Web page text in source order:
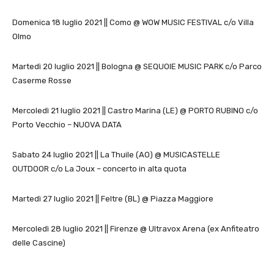
Domenica 18 luglio 2021 || Como @ WOW MUSIC FESTIVAL c/o Villa
Olmo
Martedì 20 luglio 2021 || Bologna @ SEQUOIE MUSIC PARK c/o Parco
Caserme Rosse
Mercoledì 21 luglio 2021 || Castro Marina (LE) @ PORTO RUBINO c/o
Porto Vecchio – NUOVA DATA
Sabato 24 luglio 2021 || La Thuile (AO) @ MUSICASTELLE
OUTDOOR c/o La Joux – concerto in alta quota
Martedì 27 luglio 2021 || Feltre (BL) @ Piazza Maggiore
Mercoledì 28 luglio 2021 || Firenze @ Ultravox Arena (ex Anfiteatro
delle Cascine)